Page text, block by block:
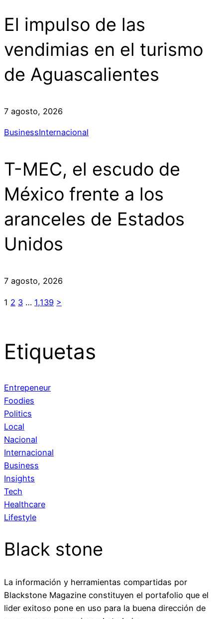
El impulso de las
vendimias en el turismo
de Aguascalientes
7 agosto, 2026
BusinessInternacional
T-MEC, el escudo de
México frente a los
aranceles de Estados
Unidos
7 agosto, 2026
1 2 3 … 1,139 >
Etiquetas
Entrepeneur
Foodies
Politics
Local
Nacional
Internacional
Business
Insights
Tech
Healthcare
Lifestyle
Black stone
La información y herramientas compartidas por
Blackstone Magazine constituyen el portafolio que el
lider exitoso pone en uso para la buena dirección de